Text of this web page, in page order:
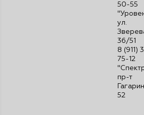
50-55
ул.
36/51
8 (911)
75-12
пр-т
52